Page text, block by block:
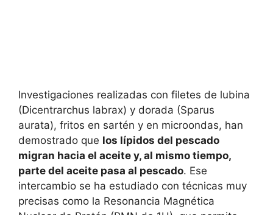
Investigaciones realizadas con filetes de lubina
(Dicentrarchus labrax) y dorada (Sparus
aurata), fritos en sartén y en microondas, han
demostrado que los lípidos del pescado
migran hacia el aceite y, al mismo tiempo,
parte del aceite pasa al pescado. Ese
intercambio se ha estudiado con técnicas muy
precisas como la Resonancia Magnética